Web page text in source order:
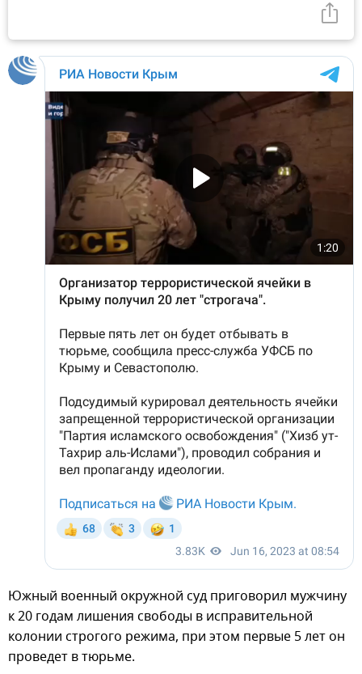
Южный военный окружной суд приговорил мужчину
к 20 годам лишения свободы в исправительной
колонии строгого режима, при этом первые 5 лет он
проведет в тюрьме.